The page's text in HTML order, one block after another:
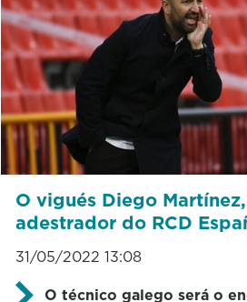
O vigués Diego
adestrador do RCD
31/05/2022 13:08
O técnico galego será o